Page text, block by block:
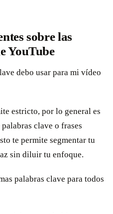
sobre las
YouTube
debo usar para mi vídeo
estricto, por lo general es
clave o frases
te permite segmentar tu
sin diluir tu enfoque.
palabras clave para todos